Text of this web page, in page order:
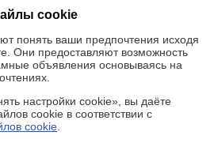
cookie
понять ваши предпочтения исходя
Они предоставляют возможность
объявления основываясь на
настройки cookie», вы даёте
cookie в соответствии с
cookie.